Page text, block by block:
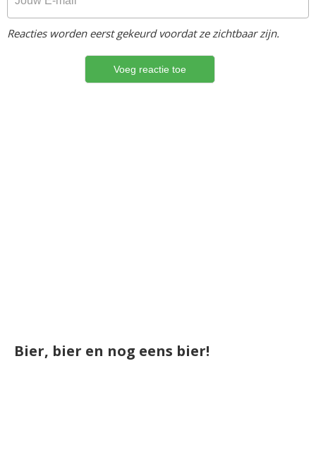
Reacties worden eerst gekeurd voordat ze zichtbaar zijn.
Bier, bier en nog eens bier!